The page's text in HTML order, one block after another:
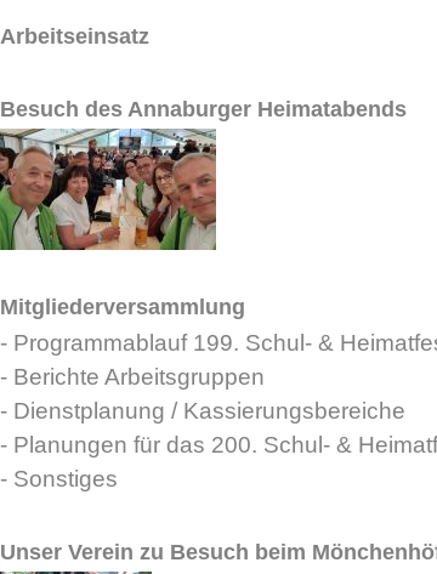
Arbeitseinsatz
Besuch des Annaburger Heimatabends
Mitgliederversammlung
- Programmablauf 199. Schul- &
- Berichte Arbeitsgruppen
- Dienstplanung / Kassierungsbereiche
- Planungen für das 200. Schul- &
- Sonstiges
Unser Verein zu Besuch beim